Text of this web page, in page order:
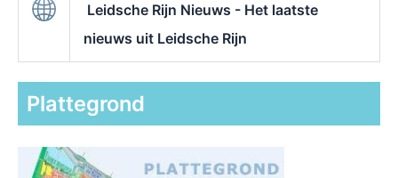
Leidsche Rijn Nieuws - Het laatste
nieuws uit Leidsche Rijn
Plattegrond